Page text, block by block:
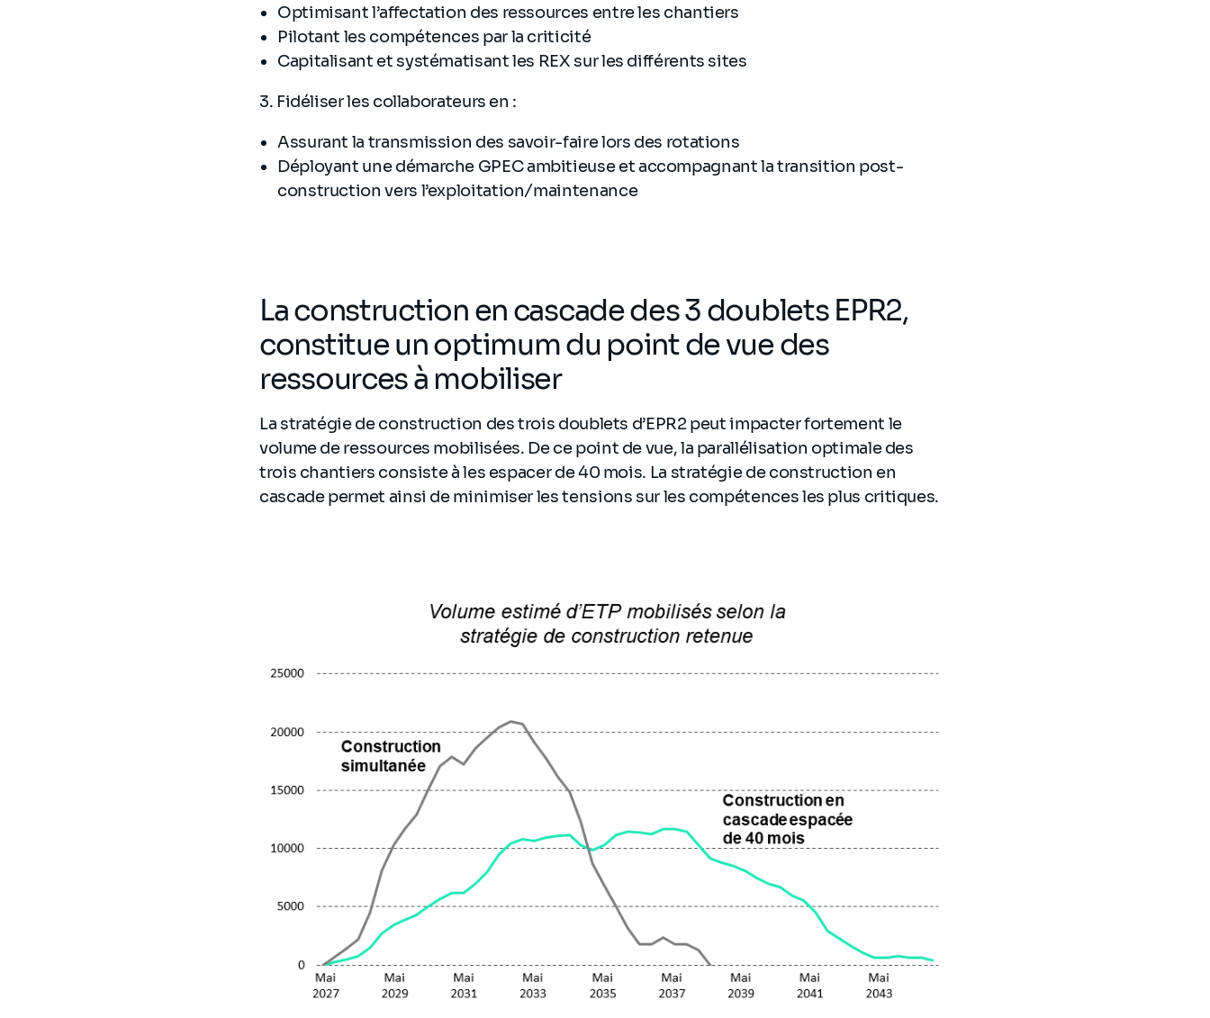
Optimisant l’affectation des ressources entre les chantiers
Pilotant les compétences par la criticité
Capitalisant et systématisant les REX sur les différents sites
3. Fidéliser les collaborateurs en :
Assurant la transmission des savoir-faire lors des rotations
Déployant une démarche GPEC ambitieuse et accompagnant la transition post-
construction vers l’exploitation/maintenance
La construction en cascade des 3 doublets EPR2,
constitue un optimum du point de vue des
ressources à mobiliser
La stratégie de construction des trois doublets d’EPR2 peut impacter fortement le
volume de ressources mobilisées. De ce point de vue, la parallélisation optimale des
trois chantiers consiste à les espacer de 40 mois. La stratégie de construction en
cascade permet ainsi de minimiser les tensions sur les compétences les plus critiques.